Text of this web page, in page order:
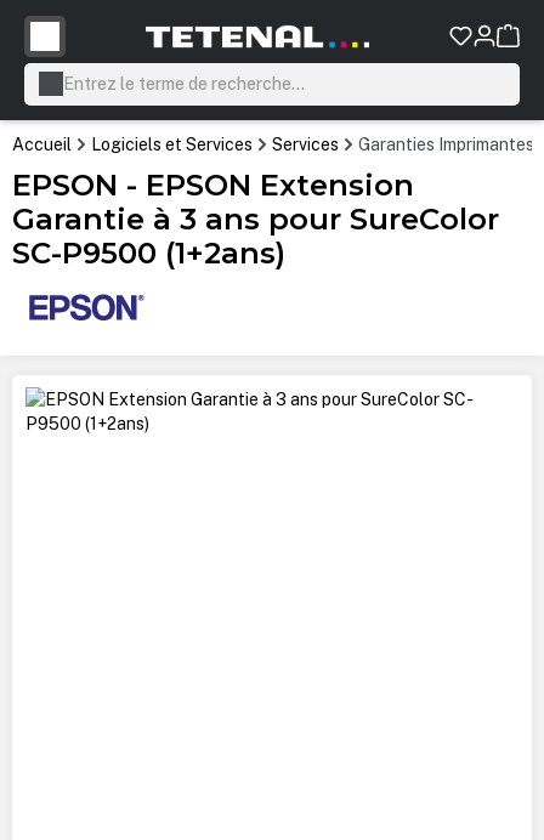
principal
Accueil Logiciels et Services Services Garanties Imprimantes
EPSON - EPSON Extension
Garantie à 3 ans pour SureColor
SC-P9500 (1+2ans)
Ignorer la galerie d'images